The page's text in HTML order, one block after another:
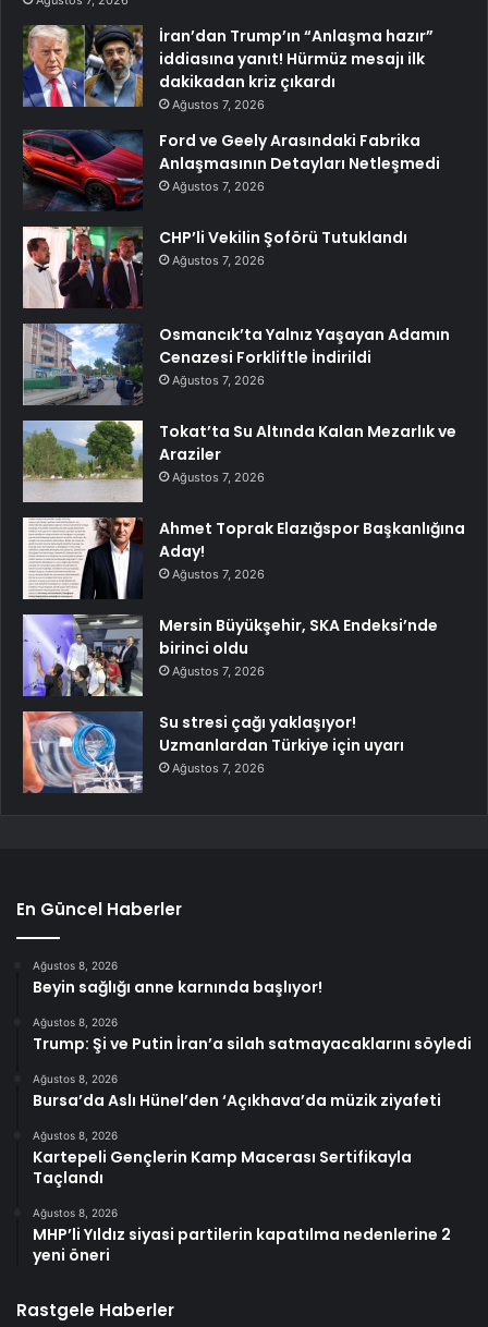
İran’dan Trump’ın “Anlaşma hazır”
iddiasına yanıt! Hürmüz mesajı ilk
dakikadan kriz çıkardı
Ağustos 7, 2026
Ford ve Geely Arasındaki Fabrika
Anlaşmasının Detayları Netleşmedi
Ağustos 7, 2026
CHP’li Vekilin Şoförü Tutuklandı
Ağustos 7, 2026
Osmancık’ta Yalnız Yaşayan Adamın
Cenazesi Forkliftle İndirildi
Ağustos 7, 2026
Tokat’ta Su Altında Kalan Mezarlık ve
Araziler
Ağustos 7, 2026
Ahmet Toprak Elazığspor Başkanlığına
Aday!
Ağustos 7, 2026
Mersin Büyükşehir, SKA Endeksi’nde
birinci oldu
Ağustos 7, 2026
Su stresi çağı yaklaşıyor!
Uzmanlardan Türkiye için uyarı
Ağustos 7, 2026
En Güncel Haberler
Ağustos 8, 2026
Beyin sağlığı anne karnında başlıyor!
Ağustos 8, 2026
Trump: Şi ve Putin İran’a silah satmayacaklarını söyledi
Ağustos 8, 2026
Bursa’da Aslı Hünel’den ‘Açıkhava’da müzik ziyafeti
Ağustos 8, 2026
Kartepeli Gençlerin Kamp Macerası Sertifikayla
Taçlandı
Ağustos 8, 2026
MHP’li Yıldız siyasi partilerin kapatılma nedenlerine 2
yeni öneri
Rastgele Haberler